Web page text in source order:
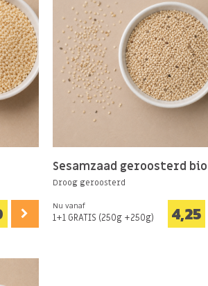
Sesamzaad geroosterd bio
Droog geroosterd
Nu vanaf
1+1 GRATIS (250g +250g) 4,25